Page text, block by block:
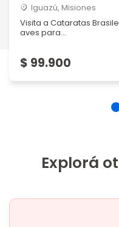
Iguazú, Misiones
Visita a Cataratas
aves para...
$ 99.900
Explorá